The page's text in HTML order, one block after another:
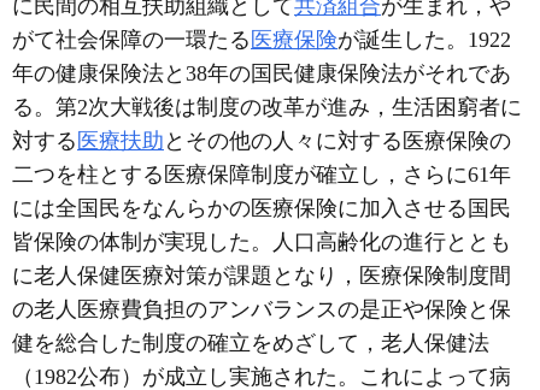
に民間の相互扶助組織として共済組合が生まれ，や
がて社会保障の一環たる 医療保険が誕生した。1922
年の健康保険法と38年の国民健康保険法がそれであ
る。第2次大戦後は制度の改革が進み，生活困窮者に
対する 医療扶助 とその他の人々に対する医療保険の
二つを柱とする医療保障制度が確立し，さらに61年
には全国民をなんらかの医療保険に加入させる国民
皆保険の体制が実現した。人口高齢化の進行ととも
に老人保健医療対策が課題となり，医療保険制度間
の老人医療費負担のアンバランスの是正や保険と保
健を総合した制度の確立をめざして，老人保健法
（1982公布）が成立し実施された。これによって病